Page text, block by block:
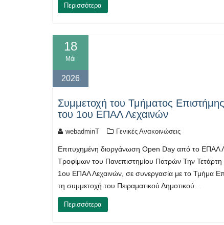
Περισσότερα
18
Μάι
2026
Συμμετοχή του Τμήματος
του 1ου ΕΠΑΛ Λεχαινών
webadminT Γενικές Ανακοινώσεις
Επιτυχημένη διοργάνωση Open Day από το ΕΠΑΛ
Τροφίμων του Πανεπιστημίου Πατρών Την
1ου ΕΠΑΛ Λεχαινών, σε συνεργασία με το Τμήμα
τη συμμετοχή του Πειραματικού Δημοτικού…
Περισσότερα